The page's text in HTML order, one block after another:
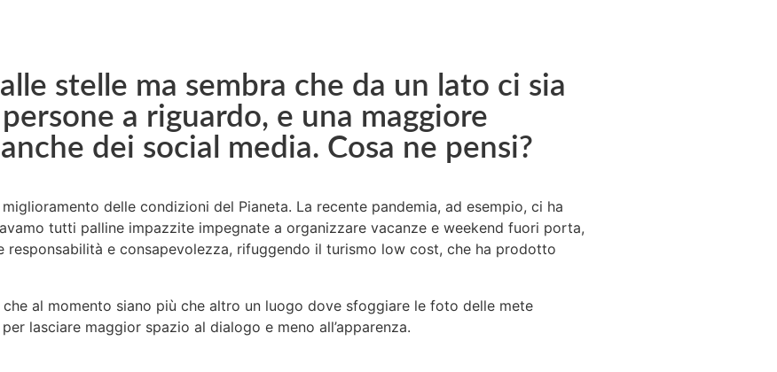
stelle ma sembra che da un lato ci sia
a riguardo, e una maggiore
dei social media. Cosa ne pensi?
delle condizioni del Pianeta. La recente pandemia, ad esempio, ci ha
tutti palline impazzite impegnate a organizzare vacanze e weekend fuori porta,
responsabilità e consapevolezza, rifuggendo il turismo low cost, che ha prodotto
al momento siano più che altro un luogo dove sfoggiare le foto delle mete
lasciare maggior spazio al dialogo e meno all’apparenza.